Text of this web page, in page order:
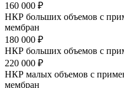
160 000 ₽
НКР больших объемов с
мембран
180 000 ₽
НКР больших объемов с
220 000 ₽
НКР малых объемов с
мембран